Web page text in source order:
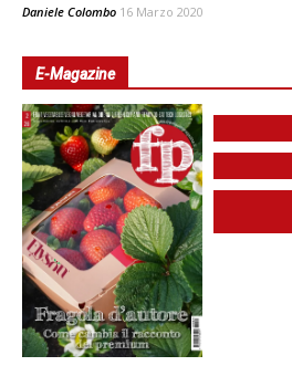
Daniele Colombo 16 Marzo 2020
E-Magazine